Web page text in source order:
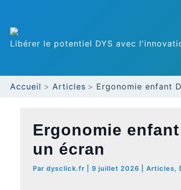
au
contenu
Libérer le potentiel DYS avec
Accueil Articles Ergonomie enfant
Ergonomie
un écran
Par dysclick.fr 9 juillet 2026 Articles,